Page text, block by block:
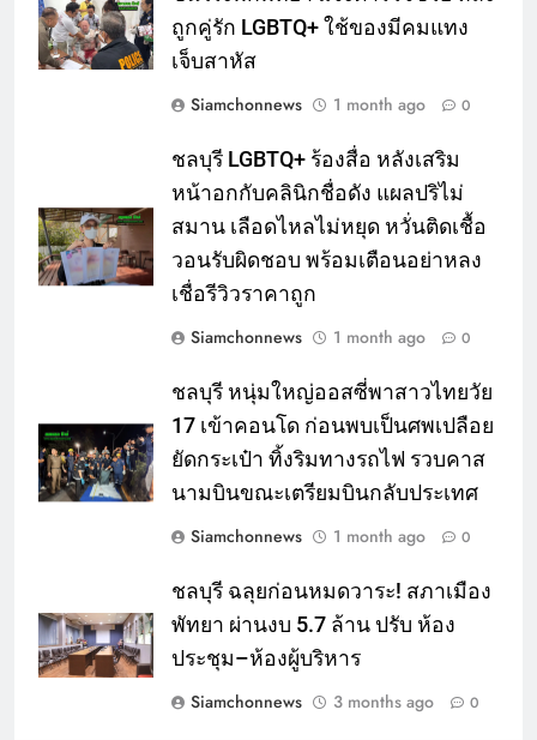
ถูกคู่รัก LGBTQ+ ใช้ของมีคมแทง
เจ็บสาหัส
Siamchonnews
1 month ago 0
ชลบุรี LGBTQ+ ร้องสื่อ หลังเสริม
หน้าอกกับคลินิกชื่อดัง แผลปริไม่
สมาน เลือดไหลไม่หยุด หวั่นติดเชื้อ
วอนรับผิดชอบ พร้อมเตือนอย่าหลง
เชื่อรีวิวราคาถูก
Siamchonnews
1 month ago 0
ชลบุรี หนุ่มใหญ่ออสซี่พาสาวไทยวัย
17 เข้าคอนโด ก่อนพบเป็นศพเปลือย
ยัดกระเป๋า ทิ้งริมทางรถไฟ รวบคาส
นามบินขณะเตรียมบินกลับประเทศ
Siamchonnews
1 month ago 0
ชลบุรี ฉลุยก่อนหมดวาระ! สภาเมือง
พัทยา ผ่านงบ 5.7 ล้าน ปรับ ห้อง
ประชุม–ห้องผู้บริหาร
Siamchonnews
3 months ago 0